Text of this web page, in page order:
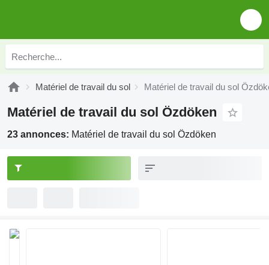
Matériel de travail du sol Matériel de travail du sol
Matériel de travail du sol Özdöken
23 annonces: Matériel de travail du sol Özdöken